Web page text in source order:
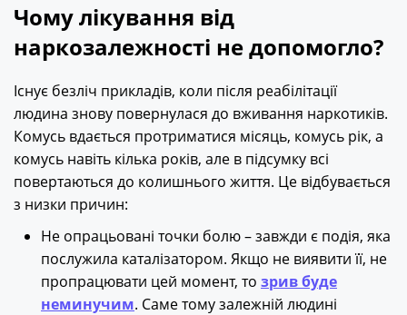
Чому лікування від
наркозалежності не допомогло?
Існує безліч прикладів, коли після реабілітації
людина знову повернулася до вживання наркотиків.
Комусь вдається протриматися місяць, комусь рік, а
комусь навіть кілька років, але в підсумку всі
повертаються до колишнього життя. Це відбувається
з низки причин:
Не опрацьовані точки болю – завжди є подія, яка
послужила каталізатором. Якщо не виявити її, не
пропрацювати цей момент, то зрив буде
неминучим. Саме тому залежній людині